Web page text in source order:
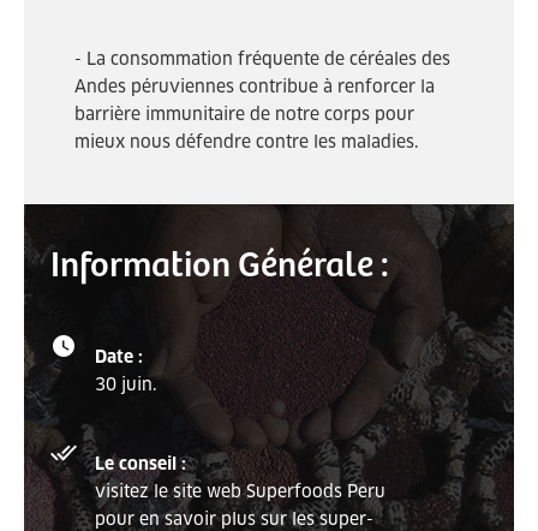
- La consommation fréquente de céréales des
Andes péruviennes contribue à renforcer la
barrière immunitaire de notre corps pour
mieux nous défendre contre les maladies.
Information Générale :
Date :
30 juin.
Le conseil :
visitez le site web Superfoods Peru
pour en savoir plus sur les super-